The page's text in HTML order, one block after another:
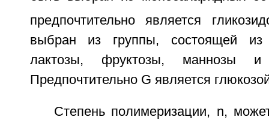
предпочтительно является
выбран из группы, состоящей из
лактозы, фруктозы, маннозы и
Предпочтительно G является
Степень полимеризации, n,